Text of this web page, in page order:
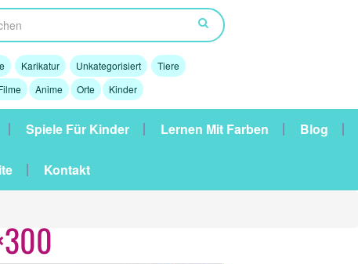
Karikatur Unkategorisiert
Tiere
Anime Orte Kinder
Spiele Für Kinder Lernen Mit Farben Blog
Kontakt